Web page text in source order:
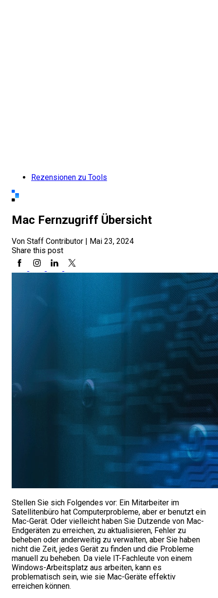
Rezensionen zu Tools
Mac Fernzugriff Übersicht
Von Staff Contributor | Mai 23, 2024
Share this post
Stellen Sie sich Folgendes vor: Ein Mitarbeiter im
Satellitenbüro hat Computerprobleme, aber er benutzt ein
Mac-Gerät. Oder vielleicht haben Sie Dutzende von Mac-
Endgeräten zu erreichen, zu aktualisieren, Fehler zu
beheben oder anderweitig zu verwalten, aber Sie haben
nicht die Zeit, jedes Gerät zu finden und die Probleme
manuell zu beheben. Da viele IT-Fachleute von einem
Windows-Arbeitsplatz aus arbeiten, kann es
problematisch sein, wie sie Mac-Geräte effektiv
erreichen können.